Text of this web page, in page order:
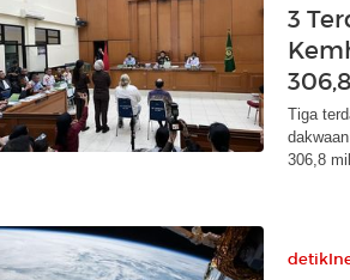
3
Tiga
306,8